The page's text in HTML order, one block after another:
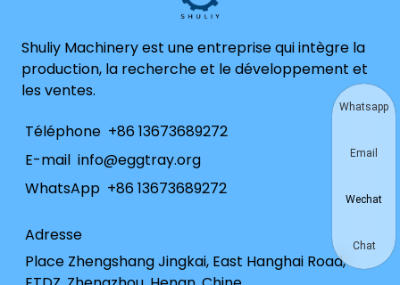
Shuliy Machinery est une entreprise qui intègre la
production, la recherche et le développement et
les ventes.
Téléphone +86 13673689272
E-mail info@eggtray.org
WhatsApp +86 13673689272
Adresse
Place Zhengshang Jingkai, East Hanghai Road,
Whatsapp
Email
Wechat
Chat